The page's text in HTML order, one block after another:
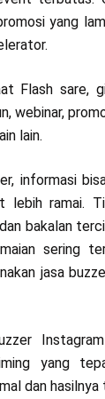
yang
Flash sare,
webinar,
lain.
informasi
lebih ramai.
bakalan
sering
jasa
yang
dan hasilnya